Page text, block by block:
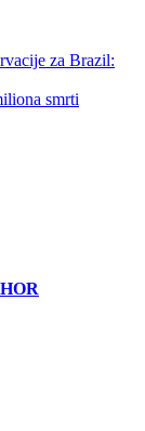
za Brazil:
smrti